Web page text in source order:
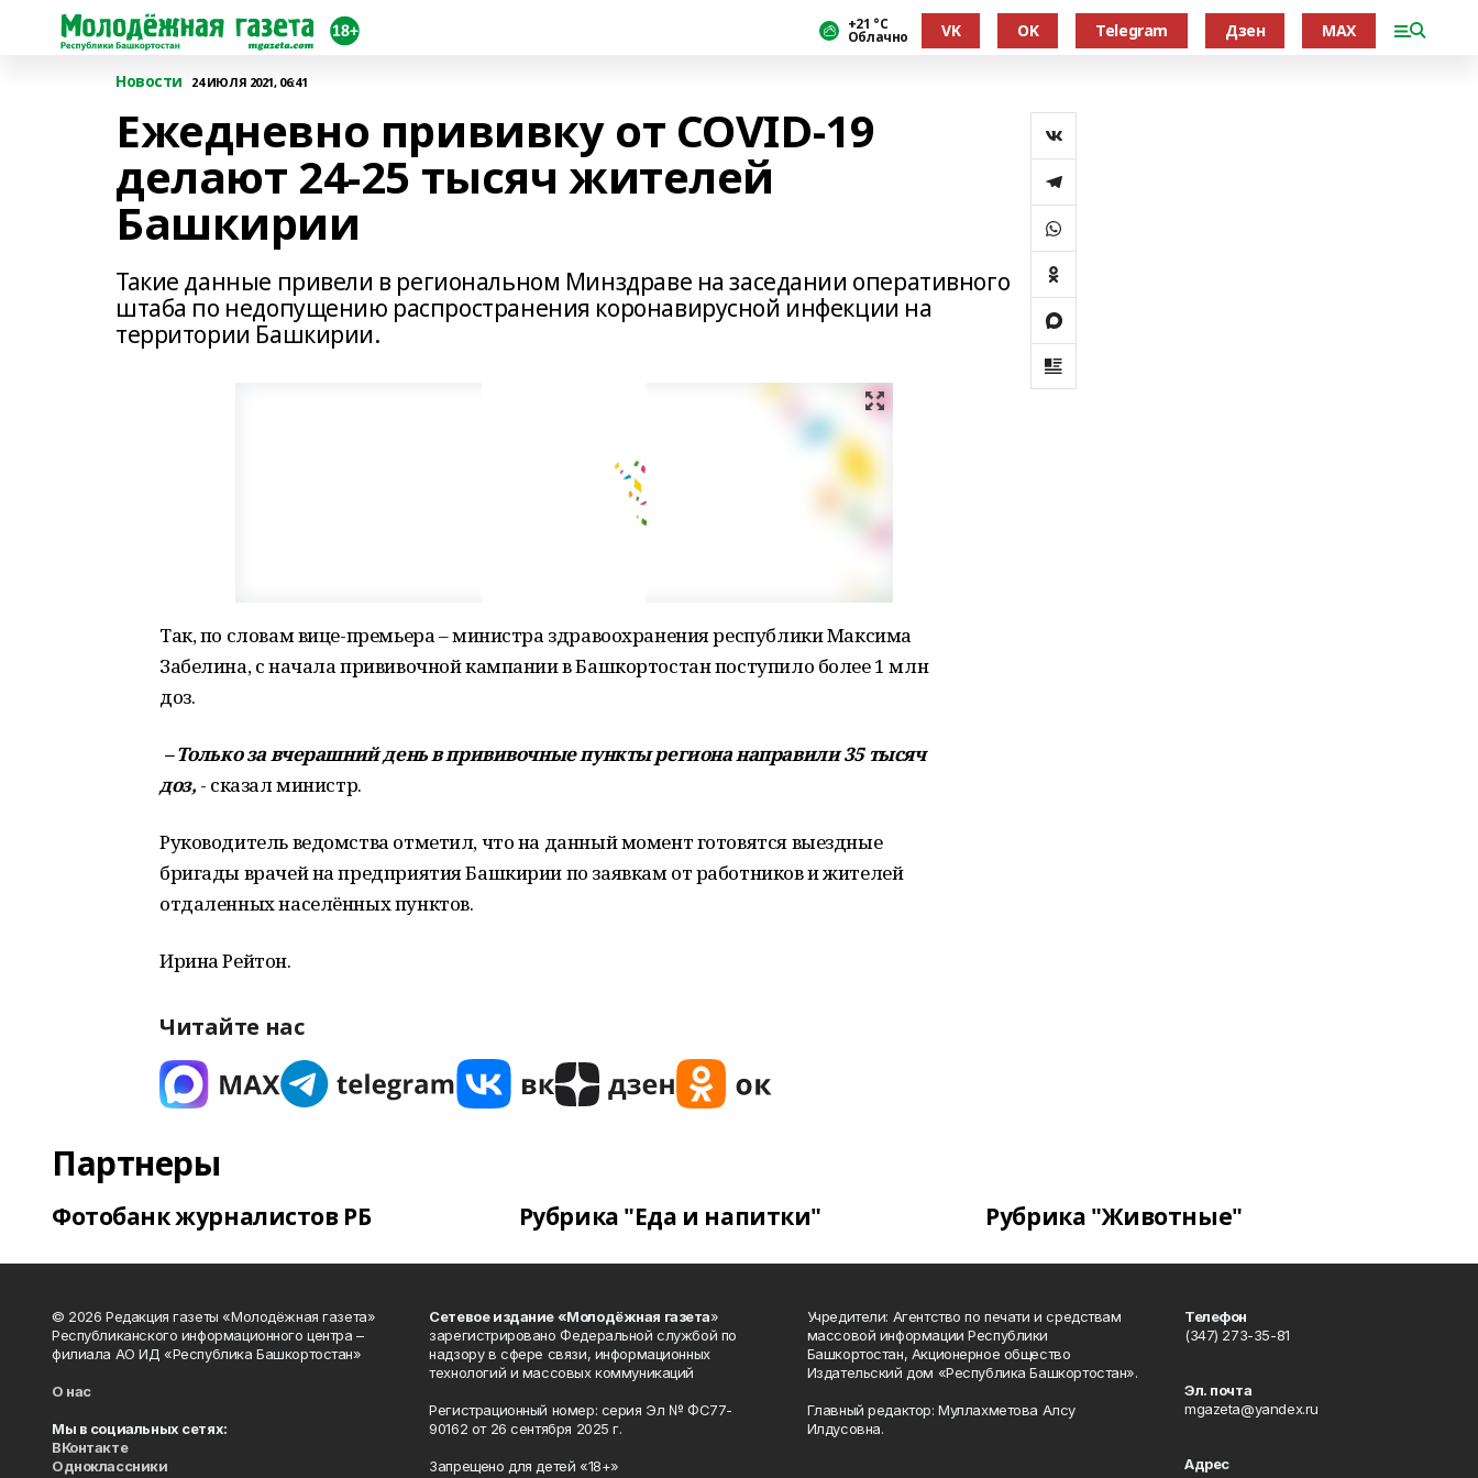
+21 °С
Облачно VK OK Telegram Дзен MAX
Новости 24 ИЮЛЯ 2021, 06:41
Ежедневно прививку от COVID-19
делают 24-25 тысяч жителей
Башкирии
Такие данные привели в региональном Минздраве на заседании оперативного
штаба по недопущению распространения коронавирусной инфекции на
территории Башкирии.
Так, по словам вице-премьера – министра здравоохранения республики Максима
Забелина, с начала прививочной кампании в Башкортостан поступило более 1 млн
доз.
– Только за вчерашний день в прививочные пункты региона направили 35 тысяч
доз, - сказал министр.
Руководитель ведомства отметил, что на данный момент готовятся выездные
бригады врачей на предприятия Башкирии по заявкам от работников и жителей
отдаленных населённых пунктов.
Ирина Рейтон.
Читайте нас
Партнеры
Фотобанк журналистов РБ Рубрика "Еда и напитки" Рубрика "Животные"
© 2026 Редакция газеты «Молодёжная газета»
Республиканского информационного центра –
филиала АО ИД «Республика Башкортостан»
О нас
Мы в социальных сетях:
ВКонтакте
Одноклассники
Сетевое издание «Молодёжная газета»
зарегистрировано Федеральной службой по
надзору в сфере связи, информационных
технологий и массовых коммуникаций
Регистрационный номер: серия Эл № ФС77-
90162 от 26 сентября 2025 г.
Запрещено для детей «18+»
Учредители: Агентство по печати и средствам
массовой информации Республики
Башкортостан, Акционерное общество
Издательский дом «Республика Башкортостан».
Главный редактор: Муллахметова Алсу
Илдусовна.
Телефон
(347) 273-35-81
Эл. почта
mgazeta@yandex.ru
Адрес